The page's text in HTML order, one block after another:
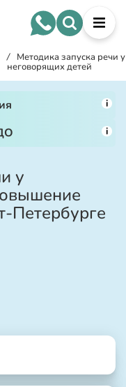
/ Методика запуска речи у
неговорящих детей
i
i
у
Петербурге